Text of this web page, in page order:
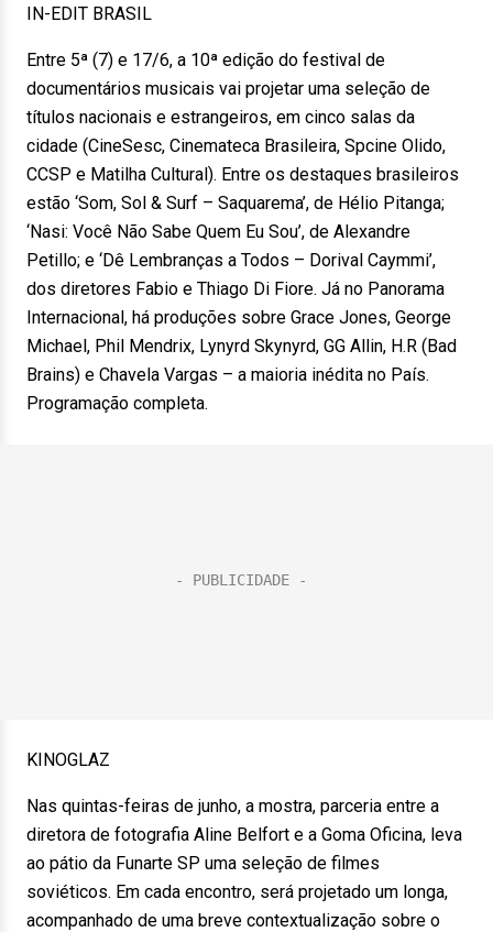
IN-EDIT BRASIL
Entre 5ª (7) e 17/6, a 10ª edição do festival de
documentários musicais vai projetar uma seleção de
títulos nacionais e estrangeiros, em cinco salas da
cidade (CineSesc, Cinemateca Brasileira, Spcine Olido,
CCSP e Matilha Cultural). Entre os destaques brasileiros
estão ‘Som, Sol & Surf – Saquarema’, de Hélio Pitanga;
‘Nasi: Você Não Sabe Quem Eu Sou’, de Alexandre
Petillo; e ‘Dê Lembranças a Todos – Dorival Caymmi’,
dos diretores Fabio e Thiago Di Fiore. Já no Panorama
Internacional, há produções sobre Grace Jones, George
Michael, Phil Mendrix, Lynyrd Skynyrd, GG Allin, H.R (Bad
Brains) e Chavela Vargas – a maioria inédita no País.
Programação completa.
KINOGLAZ
Nas quintas-feiras de junho, a mostra, parceria entre a
diretora de fotografia Aline Belfort e a Goma Oficina, leva
ao pátio da Funarte SP uma seleção de filmes
soviéticos. Em cada encontro, será projetado um longa,
acompanhado de uma breve contextualização sobre o